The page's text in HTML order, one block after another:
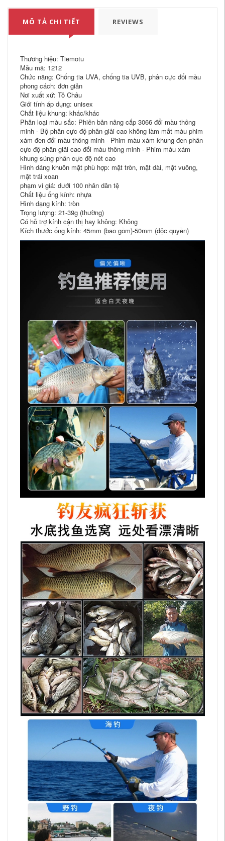
MÔ TẢ CHI TIẾT REVIEWS
Thương hiệu: Tiemotu
Mẫu mã: 1212
Chức năng: Chống tia UVA, chống tia UVB, phân cực đổi màu
phong cách: đơn giản
Nơi xuất xứ: Tô Châu
Giới tính áp dụng: unisex
Chất liệu khung: khác/khác
Phân loại màu sắc: Phiên bản nâng cấp 3066 đổi màu thông
minh - Bộ phân cực độ phân giải cao không làm mất màu phim
xám đen đổi màu thông minh - Phim màu xám khung đen phân
cực độ phân giải cao đổi màu thông minh - Phim màu xám
khung súng phân cực độ nét cao
Hình dáng khuôn mặt phù hợp: mặt tròn, mặt dài, mặt vuông,
mặt trái xoan
phạm vi giá: dưới 100 nhân dân tệ
Chất liệu ống kính: nhựa
Hình dạng kính: tròn
Trọng lượng: 21-39g (thường)
Có hỗ trợ kính cận thị hay không: Không
Kích thước ống kính: 45mm (bao gồm)-50mm (độc quyền)